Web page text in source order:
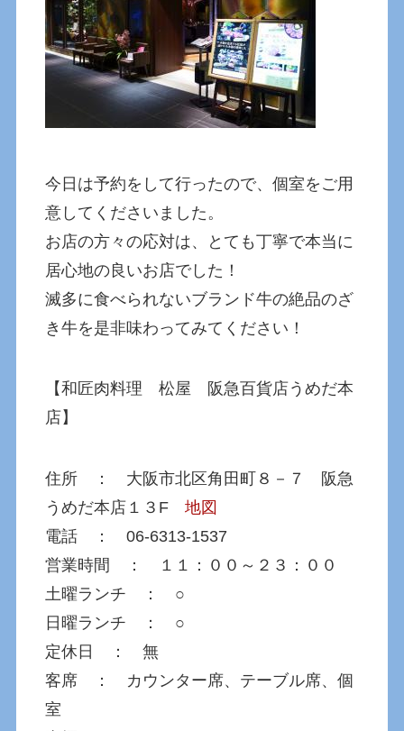
今日は予約をして行ったので、個室をご用
意してくださいました。
お店の方々の応対は、とても丁寧で本当に
居心地の良いお店でした！
滅多に食べられないブランド牛の絶品のざ
き牛を是非味わってみてください！
【和匠肉料理 松屋 阪急百貨店うめだ本
店】
住所 ： 大阪市北区角田町８－７ 阪急
うめだ本店１３F地図
電話 ： 06-6313-1537
営業時間 ： １１：００～２３：００
土曜ランチ ： ○
日曜ランチ ： ○
定休日 ： 無
客席 ： カウンター席、テーブル席、個
室